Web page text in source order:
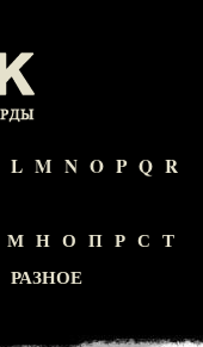
L M N O P Q R
М Н О П Р С Т
РАЗНОЕ